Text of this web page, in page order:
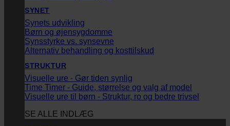
SYNET
Synets udvikling
Børn og øjensygdomme
Synsstyrke vs. synsevne
Alternativ behandling og kosttilskud
STRUKTUR
Visuelle ure - Gør tiden synlig
Time Timer - Guide, størrelse og valg af model
Visuelle ure til børn - Struktur, ro og bedre trivsel
SE ALLE INDLÆG